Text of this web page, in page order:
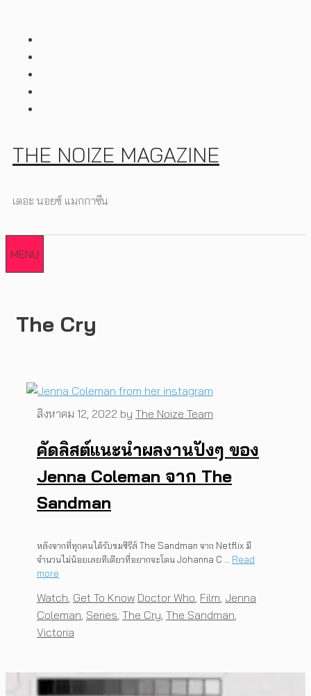
THE NOIZE MAGAZINE
เดอะ นอยซ์ แมกกาซีน
MENU
The Cry
คัดลิสต์แนะนำผลงานปังๆ ของ
Jenna Coleman จาก The
Sandman
สิงหาคม 12, 2022 by The Noize Team
หลังจากที่ทุกคนได้รับชมซีรีส์ The Sandman จาก Netflix มี
จำนวนไม่น้อยเลยทีเดียวที่อยากจะโดน Johanna C … Read
more
Categories
Watch Get To Know Tags
Doctor Who Film Jenna
Coleman Series The Cry The Sandman
Victoria